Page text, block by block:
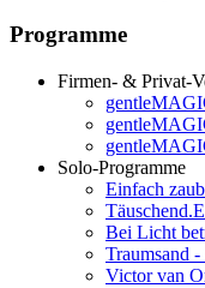
Programme
Firmen- & Privat-
Solo-Programme
Einfach
Bei Licht
Traumsand
Victor van